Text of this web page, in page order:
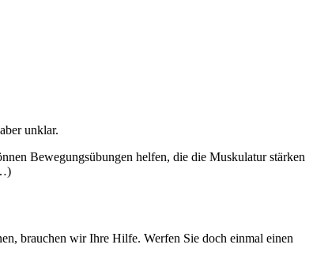
unklar.
Bewegungsübungen helfen, die die Muskulatur stärken
brauchen wir Ihre Hilfe. Werfen Sie doch einmal einen